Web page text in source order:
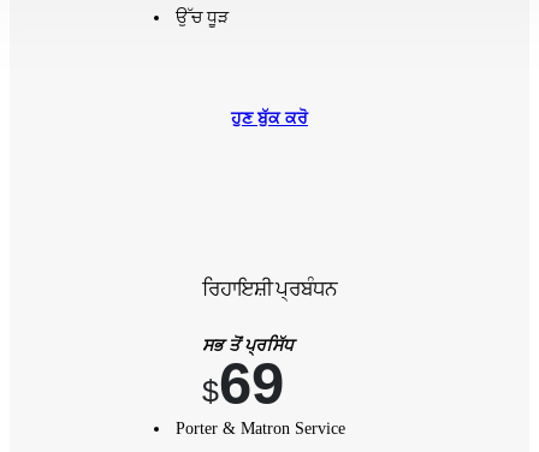
ਹੁਣ ਬੁੱਕ ਕਰੋ
ਉੱਚ ਧੂੜ
ਰਿਹਾਇਸ਼ੀ ਪ੍ਰਬੰਧਨ
ਸਭ ਤੋਂ ਪ੍ਰਸਿੱਧ
$69
Porter & Matron Service